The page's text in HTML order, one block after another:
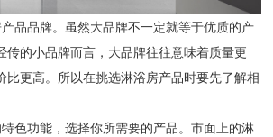
品品牌。虽然大品牌不一定就等于优质的产
传的小品牌而言，大品牌往往意味着质量更
比更高。所以在挑选淋浴房产品时要先了解相
色功能，选择你所需要的产品。市面上的淋